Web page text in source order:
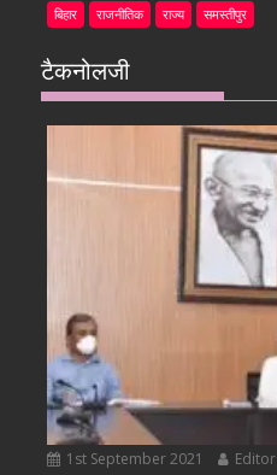
बिहार राजनीतिक राज्य समस्तीपुर
टैकनोलजी
1st September 2021 Editor